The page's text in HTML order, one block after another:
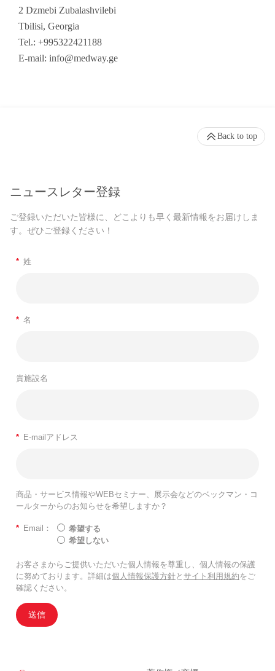
2 Dzmebi Zubalashvilebi
Tbilisi, Georgia
Tel.: +995322421188
E-mail: info@medway.ge
ニュースレター登録
ご登録いただいた皆様に、どこよりも早く最新情報をお届けしま
す。ぜひご登録ください！
* 姓
* 名
貴施設名
* E-mailアドレス
商品・サービス情報やWEBセミナー、展示会などのベックマン・コ
ールターからのお知らせを希望しますか？
* Email：
希望する
希望しない
お客さまからご提供いただいた個人情報を尊重し、個人情報の保護
に努めております。詳細は個人情報保護方針と サイト利用規約をご
確認ください。
送信
Back to top